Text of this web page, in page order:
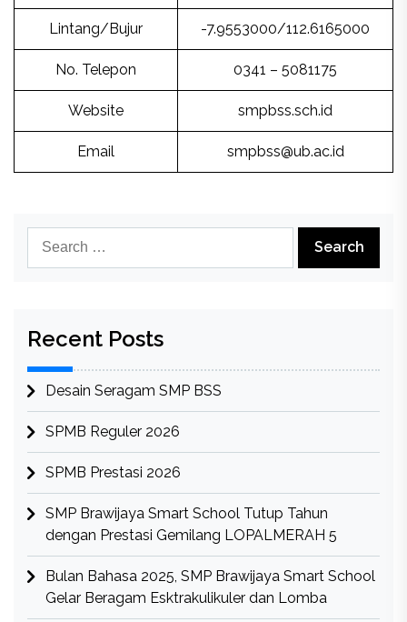
Lintang/Bujur -7.9553000/112.6165000
No. Telepon 0341 – 5081175
Website smpbss.sch.id
Email smpbss@ub.ac.id
Search
Recent Posts
Desain Seragam SMP BSS
SPMB Reguler 2026
SPMB Prestasi 2026
SMP Brawijaya Smart School Tutup Tahun
dengan Prestasi Gemilang LOPALMERAH 5
Bulan Bahasa 2025, SMP Brawijaya Smart School
Gelar Beragam Esktrakulikuler dan Lomba